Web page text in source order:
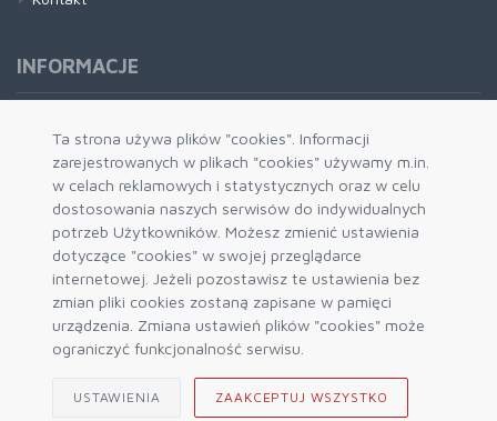
Ta strona używa plików "cookies". Informacji
zarejestrowanych w plikach "cookies" używamy m.in.
w celach reklamowych i statystycznych oraz w celu
dostosowania naszych serwisów do indywidualnych
potrzeb Użytkowników. Możesz zmienić ustawienia
dotyczące "cookies" w swojej przeglądarce
internetowej. Jeżeli pozostawisz te ustawienia bez
zmian pliki cookies zostaną zapisane w pamięci
urządzenia. Zmiana ustawień plików "cookies" może
ograniczyć funkcjonalność serwisu.
USTAWIENIA ZAAKCEPTUJ WSZYSTKO
INFORMACJE
Formy płatności
Dostawa i wysyłka
Zwrot i wymiana
System rabatowy
Kody rabatowe
Blog